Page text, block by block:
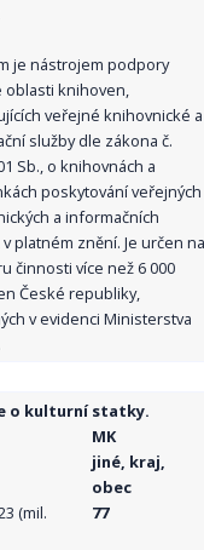
je nástrojem podpory
oblasti knihoven,
veřejné knihovnické a
služby dle zákona č.
Sb., o knihovnách a
poskytování veřejných
a informačních
platném znění. Je určen na
činnosti více než 6 000
České republiky,
v evidenci Ministerstva
o kulturní statky.
MK
jiné, kraj,
obec
(mil.
77